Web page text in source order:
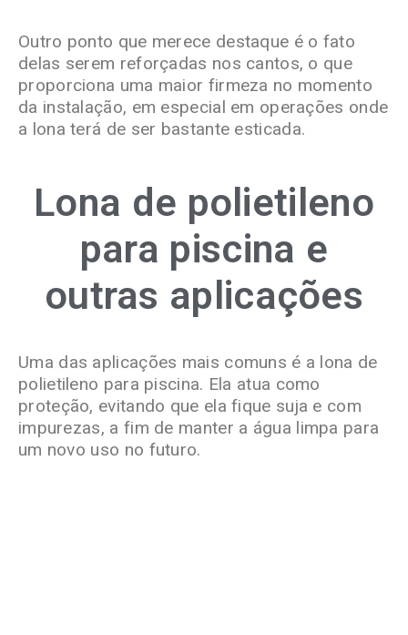
Outro ponto que merece destaque é o fato
delas serem reforçadas nos cantos, o que
proporciona uma maior firmeza no momento
da instalação, em especial em operações onde
a lona terá de ser bastante esticada.
Lona de polietileno
para piscina e
outras aplicações
Uma das aplicações mais comuns é a lona de
polietileno para piscina. Ela atua como
proteção, evitando que ela fique suja e com
impurezas, a fim de manter a água limpa para
um novo uso no futuro.